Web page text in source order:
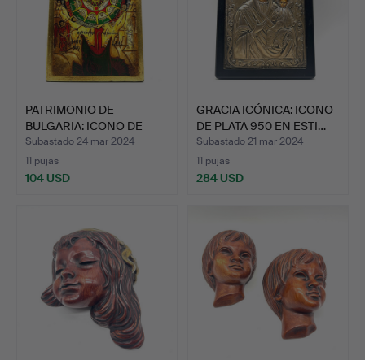
PATRIMONIO DE
BULGARIA: ICONO DE
TZVETAN H…
Subastado 24 mar 2024
11 pujas
104 USD
GRACIA ICÓNICA: ICONO
DE PLATA 950 EN ESTI…
Subastado 21 mar 2024
11 pujas
284 USD